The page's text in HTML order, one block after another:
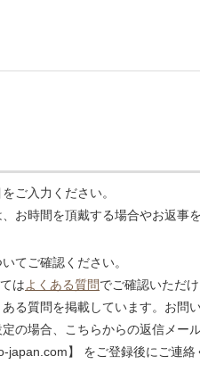
ご入力ください。
お時間を頂戴する場合やお返事
てご確認ください。
はよくある質問でご確認いただけ
る質問を掲載しています。お問
の場合、こちらからの返信メー
】 をご登録後にご連絡